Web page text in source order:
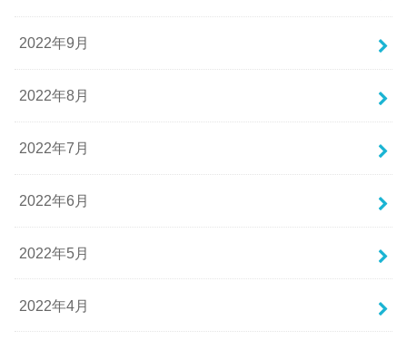
2022年9月
2022年8月
2022年7月
2022年6月
2022年5月
2022年4月